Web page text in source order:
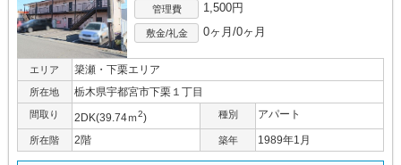
管理費 1,500円
敷金/礼金 0ヶ月/0ヶ月
エリア 簗瀬・下栗エリア
所在地 栃木県宇都宮市下栗１丁目
間取り 2DK(39.74ｍ2) 種別 アパート
所在階 2階 築年 1989年1月